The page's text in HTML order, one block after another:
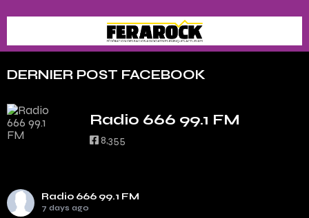
DERNIER POST FACEBOOK
Radio 666 99.1 FM
8,355
Radio 666 99.1 FM
7 days ago